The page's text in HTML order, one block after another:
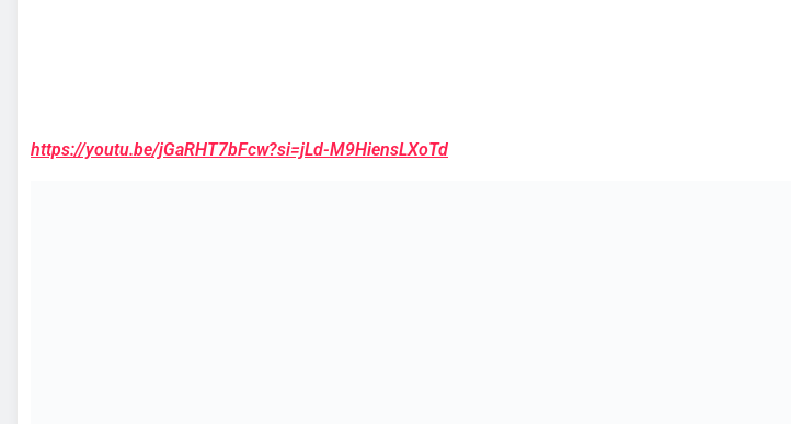
https://youtu.be/jGaRHT7bFcw?si=jLd-M9HiensLXoTd